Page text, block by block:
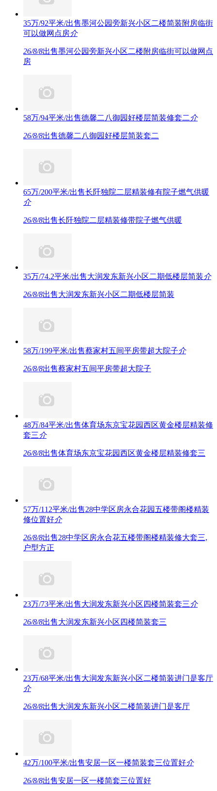
35万/92平米/出售墨河公园旁新兴小区二楼简装附房临街
可以做网点房介
26/8/8出售墨河公园旁新兴小区二楼附房临街可以做网点
房
58万/94平米/出售德馨二八御园好楼层简装修套二 介
26/8/8出售德馨二八御园好楼层简装套二
65万/200平米/出售长阡独院二层精装修有院子燃气供暖
介
26/8/8出售长阡独院二层精装修带院子燃气供暖
35万/74.2平米/出售大润发东新兴小区二期低楼层简装介
26/8/8出售大润发东新兴小区二期低楼层简装
58万/199平米/出售蔡家村五间平房带超大院子介
26/8/8出售蔡家村五间平房带超大院子
48万/84平米/出售体育场东京宝花园西区黄金楼层精装修
套三介
26/8/8出售体育场东京宝花园西区黄金楼层精装修套三
57万/112平米/出售28中学区房永合花园五楼带阁楼精装
修位置好介
26/8/8出售28中学区房永合花五楼带阁楼精装修大套三,
户型方正
23万/73平米/出售大润发东新兴小区四楼简装套三介
26/8/8出售大润发东新兴小区四楼简装套三
23万/68平米/出售大润发东新兴小区二楼简装进门是客厅
介
26/8/8出售大润发东新兴小区二楼简装进门是客厅
42万/100平米/出售安居一区一楼简装套三位置好介
26/8/8出售安居一区一楼简套三位置好